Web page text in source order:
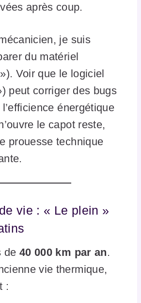
après coup.
je suis
du matériel
Voir que le logiciel
peut corriger des bugs
énergétique
le capot reste,
prouesse technique
vie : « Le plein »
de 40 000 km par an.
vie thermique,
: